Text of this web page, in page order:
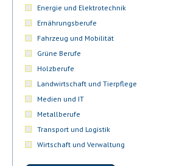
Energie und Elektrotechnik
Ernährungsberufe
Fahrzeug und Mobilität
Grüne Berufe
Holzberufe
Landwirtschaft und Tierpflege
Medien und IT
Metallberufe
Transport und Logistik
Wirtschaft und Verwaltung